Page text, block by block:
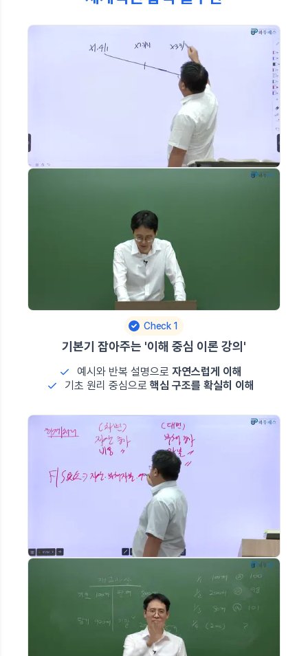
Check 1
기본기 잡아주는 '이해 중심 이론 강의'
예시와 반복 설명으로 자연스럽게 이해
기초 원리 중심으로핵심 구조를 확실히 이해